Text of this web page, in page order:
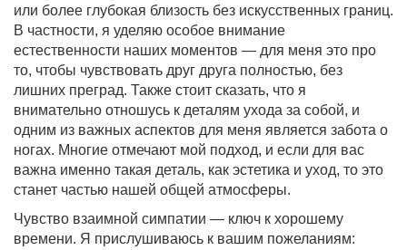
или более глубокая близость без искусственных границ.
В частности, я уделяю особое внимание
естественности наших моментов — для меня это про
то, чтобы чувствовать друг друга полностью, без
лишних преград. Также стоит сказать, что я
внимательно отношусь к деталям ухода за собой, и
одним из важных аспектов для меня является забота о
ногах. Многие отмечают мой подход, и если для вас
важна именно такая деталь, как эстетика и уход, то это
станет частью нашей общей атмосферы.
Чувство взаимной симпатии — ключ к хорошему
времени. Я прислушиваюсь к вашим пожеланиям: